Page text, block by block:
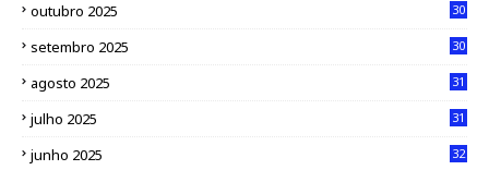
outubro 2025 30
setembro 2025 30
agosto 2025 31
julho 2025 31
junho 2025 32